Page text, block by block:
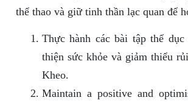
thể thao và giữ tinh thần lạc quan để
Thực hành các bài tập thể dục
thiện sức khỏe và giảm thiểu
Kheo.
Maintain a positive and